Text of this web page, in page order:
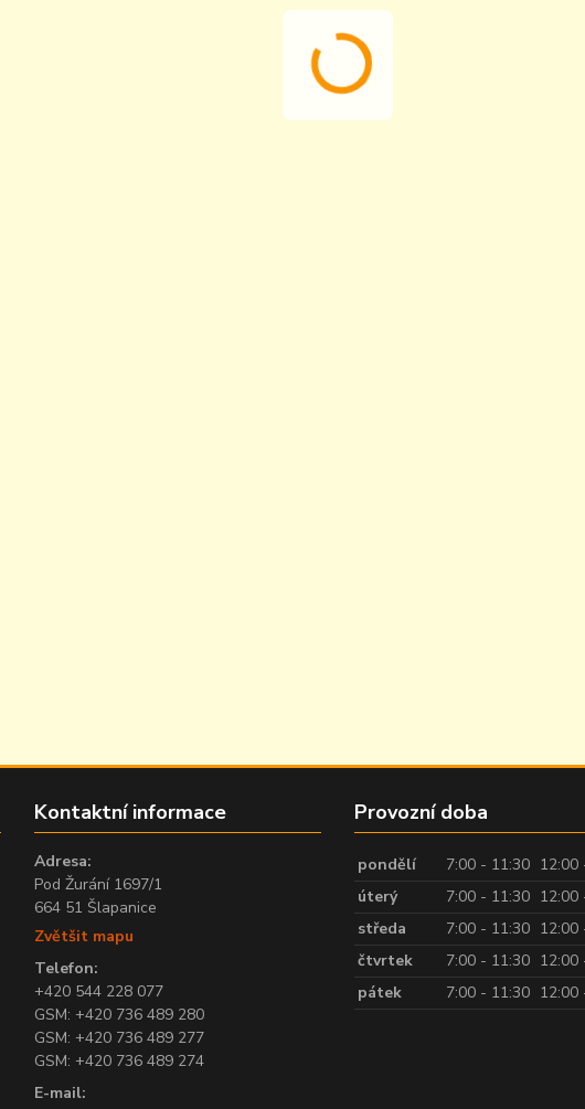
Kontaktní informace
Adresa:
Pod Žurání 1697/1
664 51 Šlapanice
Zvětšit mapu
Telefon:
+420 544 228 077
GSM: +420 736 489 280
GSM: +420 736 489 277
GSM: +420 736 489 274
E-mail:
Provozní doba
pondělí 7:00 - 11:30 12:00
úterý
7:00 - 11:30 12:00
středa
7:00 - 11:30 12:00
čtvrtek
7:00 - 11:30 12:00
pátek
7:00 - 11:30 12:00